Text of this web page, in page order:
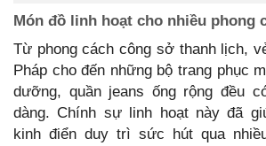
Món đồ linh hoạt cho nhiều phong
Từ phong cách công sở thanh lịch,
Pháp cho đến những bộ trang phục
dưỡng, quần jeans ống rộng đều
dàng. Chính sự linh hoạt này đã
kinh điển duy trì sức hút qua